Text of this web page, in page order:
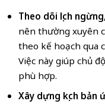
Theo dõi lịch
nên thường xuyên
theo kế hoạch qua
Việc này giúp chủ
phù hợp.
Xây dựng kịch bản